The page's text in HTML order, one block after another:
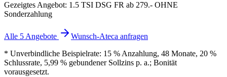
Gezeigtes Angebot: 1.5 TSI DSG FR ab 279.- OHNE
Sonderzahlung
Alle 5 Angebote
Wunsch-Ateca anfragen
* Unverbindliche Beispielrate: 15 % Anzahlung, 48 Monate, 20 %
Schlussrate, 5,99 % gebundener Sollzins p. a.; Bonität
vorausgesetzt.